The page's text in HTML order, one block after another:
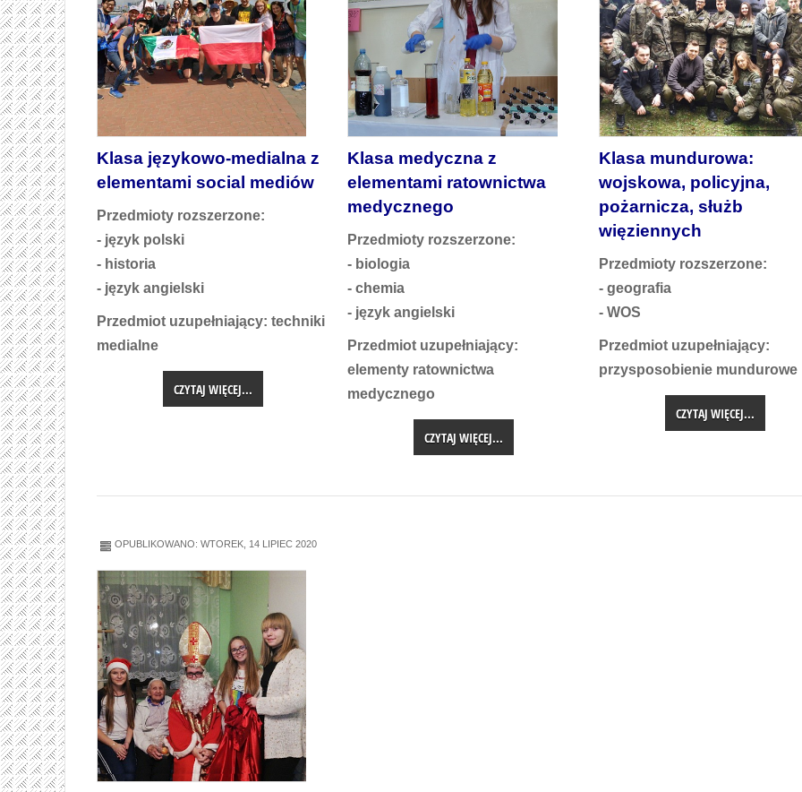
Klasa językowo-medialna z
elementami social mediów
Przedmioty rozszerzone:
- język polski
- historia
- język angielski
Przedmiot uzupełniający: techniki
medialne
CZYTAJ WIĘCEJ...
Klasa medyczna z
elementami ratownictwa
medycznego
Przedmioty rozszerzone:
- biologia
- chemia
- język angielski
Przedmiot uzupełniający:
elementy ratownictwa
medycznego
CZYTAJ WIĘCEJ...
Klasa mundurowa:
wojskowa, policyjna,
pożarnicza, służb
więziennych
Przedmioty rozszerzone:
- geografia
- WOS
Przedmiot uzupełniający:
przysposobienie mundurowe
CZYTAJ WIĘCEJ...
OPUBLIKOWANO: WTOREK, 14 LIPIEC 2020